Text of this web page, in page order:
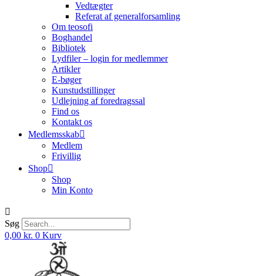
Vedtægter
Referat af generalforsamling
Om teosofi
Boghandel
Bibliotek
Lydfiler – login for medlemmer
Artikler
E-bøger
Kunstudstillinger
Udlejning af foredragssal
Find os
Kontakt os
Medlemsskab
Medlem
Frivillig
Shop
Shop
Min Konto
Søg
0,00 kr. 0 Kurv